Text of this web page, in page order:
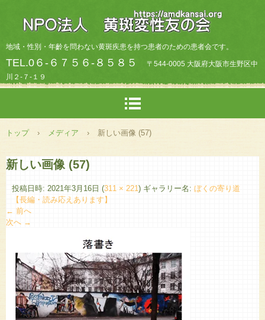
地域・性別・年齡を問わない黄斑疾患を持つ患者のための患者会です。
TEL.0６-６７５６-８５８５
〒544-0005 大阪府大阪市生野区中
川２-７-１９
トップ › メディア › 新しい画像 (57)
新しい画像 (57)
投稿日時: 2021年3月16日 (311 × 221) ギャラリー名: ぼくの寄り道
【長編・読み応えあります】
← 前へ
次へ →